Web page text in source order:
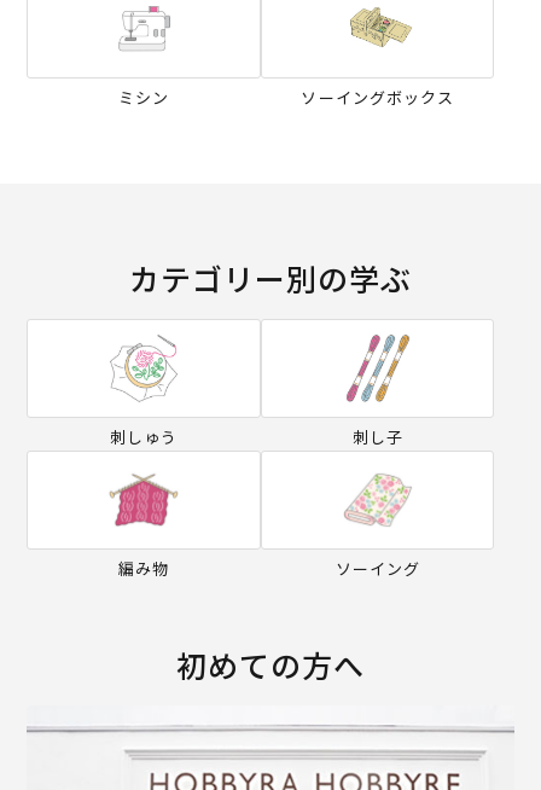
ミシン ソーイングボックス
カテゴリー別の学ぶ
刺しゅう 刺し子
編み物 ソーイング
初めての方へ